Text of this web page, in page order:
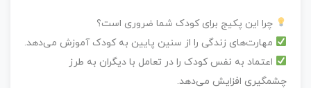
چرا این پکیج برای کودک شما ضروری است؟
مهارت‌های زندگی را از سنین پایین به کودک آموزش می‌دهد.
اعتماد به نفس کودک را در تعامل با دیگران به طرز
چشمگیری افزایش می‌دهد.